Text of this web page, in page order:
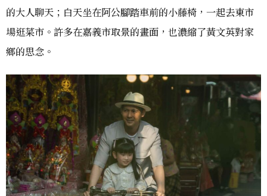
的大人聊天；白天坐在阿公腳踏車前的小藤椅，一起去東市
場逛菜市。許多在嘉義市取景的畫面，也濃縮了黃文英對家
鄉的思念。